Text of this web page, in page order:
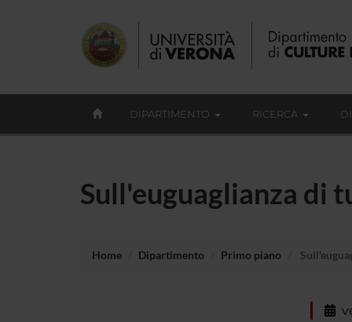
DIPARTIMENTO RICERCA
Sull'euguaglianza di
Home Dipartimento Primo piano